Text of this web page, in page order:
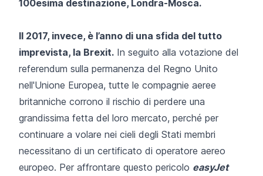
100esima destinazione, Londra-Mosca.
Il 2017, invece, è l’anno di una sfida del tutto
imprevista, la Brexit. In seguito alla votazione del
referendum sulla permanenza del Regno Unito
nell'Unione Europea, tutte le compagnie aeree
britanniche corrono il rischio di perdere una
grandissima fetta del loro mercato, perché per
continuare a volare nei cieli degli Stati membri
necessitano di un certificato di operatore aereo
europeo. Per affrontare questo pericolo easyJet